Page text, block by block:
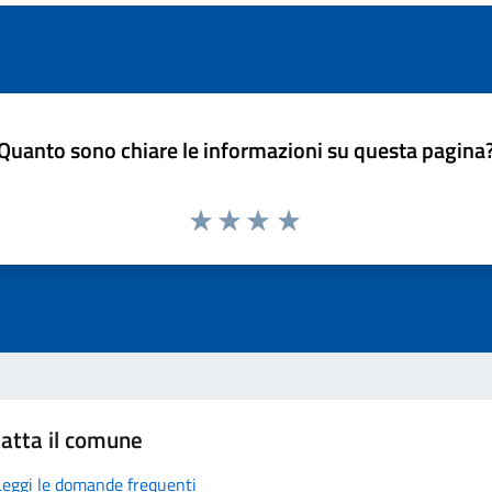
sono chiare le informazioni su questa
il comune
le domande frequenti